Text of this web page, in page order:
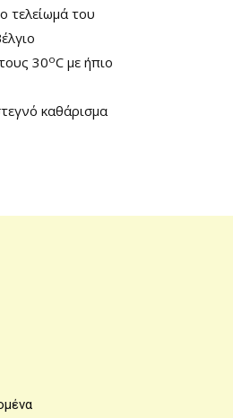
τελείωμά του
30οC με ήπιο
καθάρισμα